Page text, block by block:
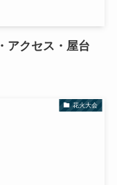
アクセス・屋台
花火大会